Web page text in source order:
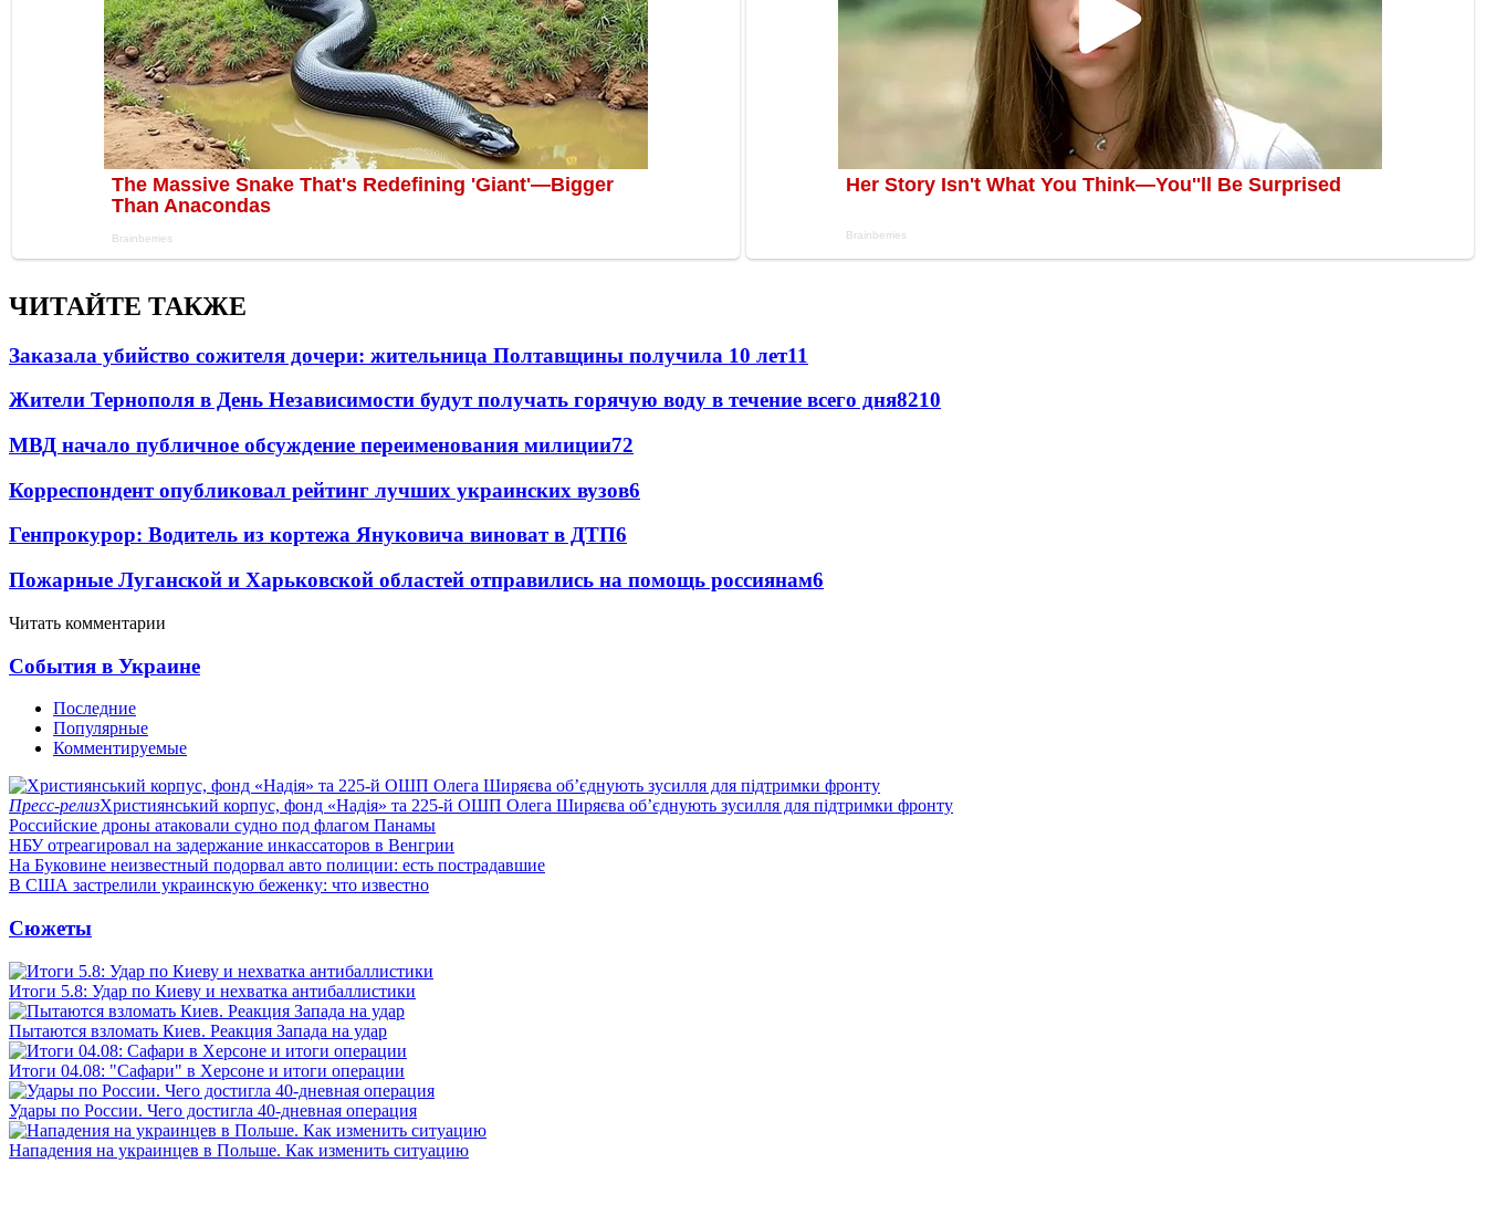
ЧИТАЙТЕ ТАКЖЕ
Заказала убийство сожителя дочери: жительница Полтавщины получила 10 лет11
Жители Тернополя в День Независимости будут получать горячую воду в течение всего дня8210
МВД начало публичное обсуждение переименования милиции72
Корреспондент опубликовал рейтинг лучших украинских вузов6
Генпрокурор: Водитель из кортежа Януковича виноват в ДТП6
Пожарные Луганской и Харьковской областей отправились на помощь россиянам6
Читать комментарии
События в Украине
Последние
Популярные
Комментируемые
Пресс-релизХристиянський корпус, фонд «Надія» та 225-й ОШП Олега Ширяєва об’єднують зусилля для підтримки фронту
Российские дроны атаковали судно под флагом Панамы
НБУ отреагировал на задержание инкассаторов в Венгрии
На Буковине неизвестный подорвал авто полиции: есть пострадавшие
В США застрелили украинскую беженку: что известно
Сюжеты
Итоги 5.8: Удар по Киеву и нехватка антибаллистики
Пытаются взломать Киев. Реакция Запада на удар
Итоги 04.08: "Сафари" в Херсоне и итоги операции
Удары по России. Чего достигла 40-дневная операция
Нападения на украинцев в Польше. Как изменить ситуацию